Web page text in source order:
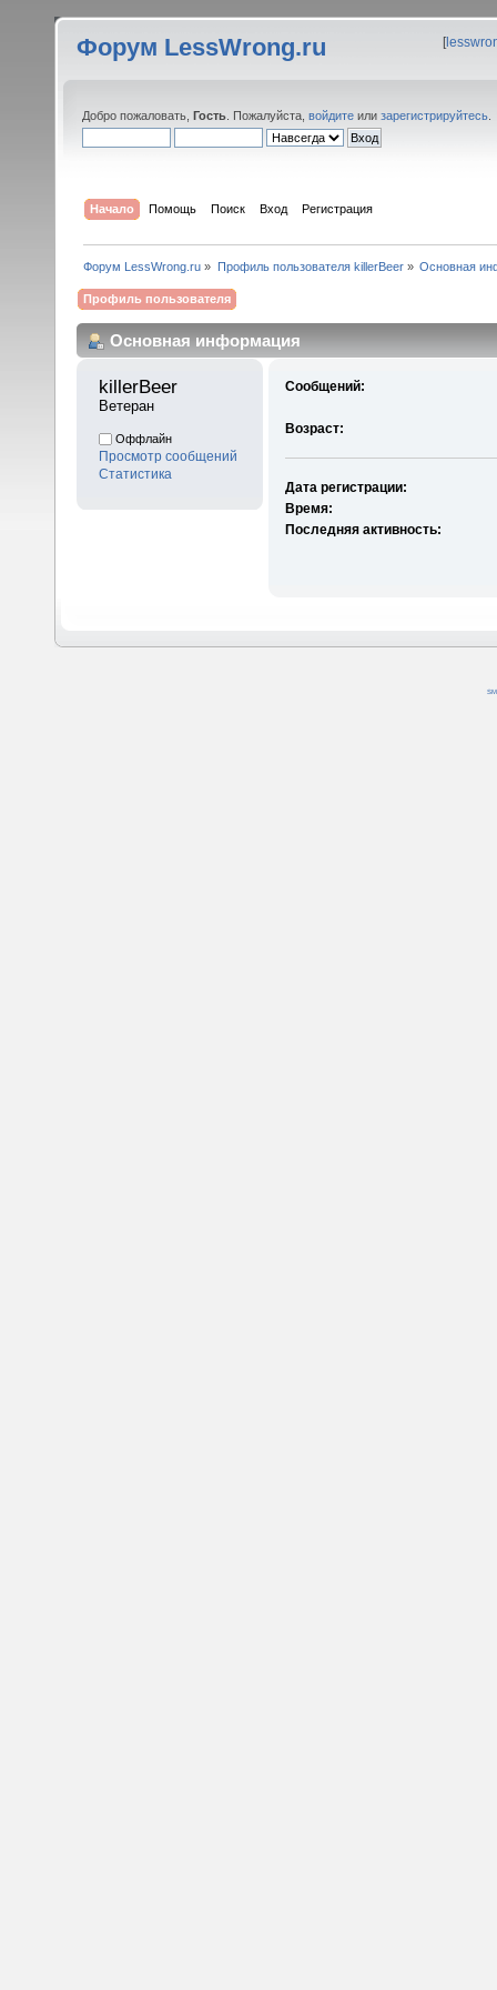
Форум LessWrong.ru [
Добро пожаловать, Гость . Пожалуйста, войдите или зарегистрируйтесь
Начало Помощь Поиск Вход Регистрация
Форум LessWrong.ru » Профиль пользователя killerBeer» Основная
Профиль пользователя
Основная информация
killerBeer
Ветеран
Оффлайн
Просмотр сообщений
Статистика
Сообщений:
Возраст:
Дата регистрации:
Время:
Последняя активность: